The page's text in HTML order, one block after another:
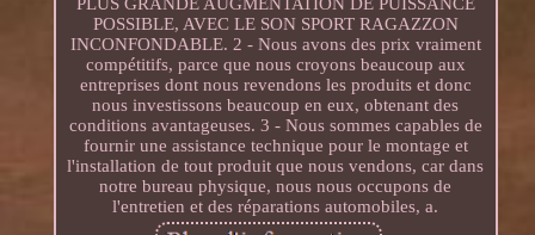
POSSIBLE, AVEC LE SON SPORT RAGAZZON
INCONFONDABLE. 2 - Nous avons des prix vraiment
compétitifs, parce que nous croyons beaucoup aux
entreprises dont nous revendons les produits et donc
nous investissons beaucoup en eux, obtenant des
conditions avantageuses. 3 - Nous sommes capables de
fournir une assistance technique pour le montage et
l'installation de tout produit que nous vendons, car dans
notre bureau physique, nous nous occupons de
l'entretien et des réparations automobiles, a.